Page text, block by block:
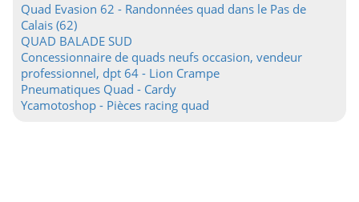
Quad Evasion 62 - Randonnées quad dans le Pas de
Calais (62)
QUAD BALADE SUD
Concessionnaire de quads neufs occasion, vendeur
professionnel, dpt 64 - Lion Crampe
Pneumatiques Quad - Cardy
Ycamotoshop - Pièces racing quad